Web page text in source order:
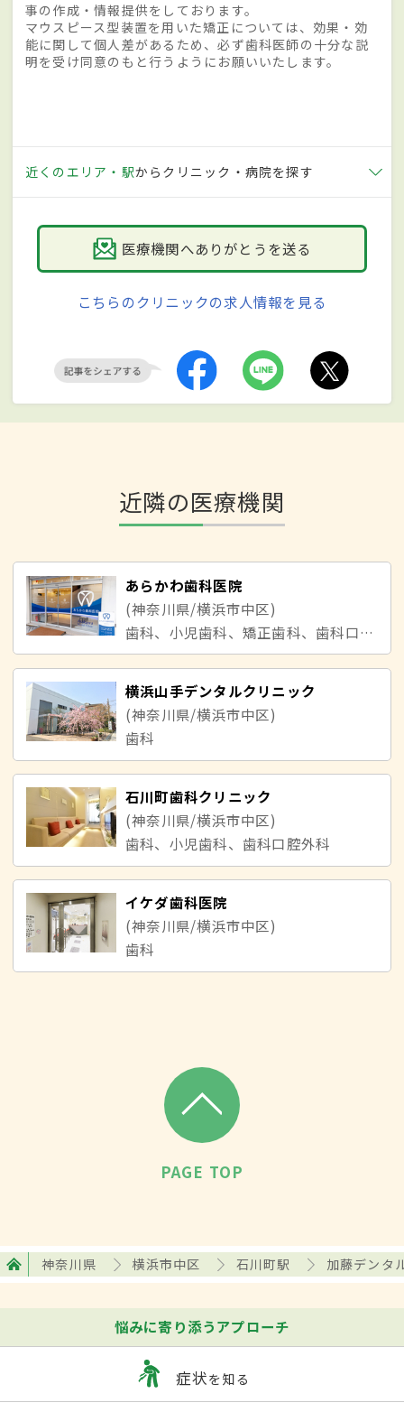
事の作成・情報提供をしております。
マウスピース型装置を用いた矯正については、効果・効
能に関して個人差があるため、必ず歯科医師の十分な説
明を受け同意のもと行うようにお願いいたします。
近くのエリア・駅からクリニック・病院を探す
医療機関へありがとうを送る
こちらのクリニックの求人情報を見る
近隣の医療機関
あらかわ歯科医院
(神奈川県/横浜市中区)
歯科、小児歯科、矯正歯科、歯科口腔外科
横浜山手デンタルクリニック
(神奈川県/横浜市中区)
歯科
石川町歯科クリニック
(神奈川県/横浜市中区)
歯科、小児歯科、歯科口腔外科
イケダ歯科医院
(神奈川県/横浜市中区)
歯科
PAGE TOP
神奈川県 横浜市中区 石川町駅 加藤デンタ
悩みに寄り添うアプローチ
症状を知る